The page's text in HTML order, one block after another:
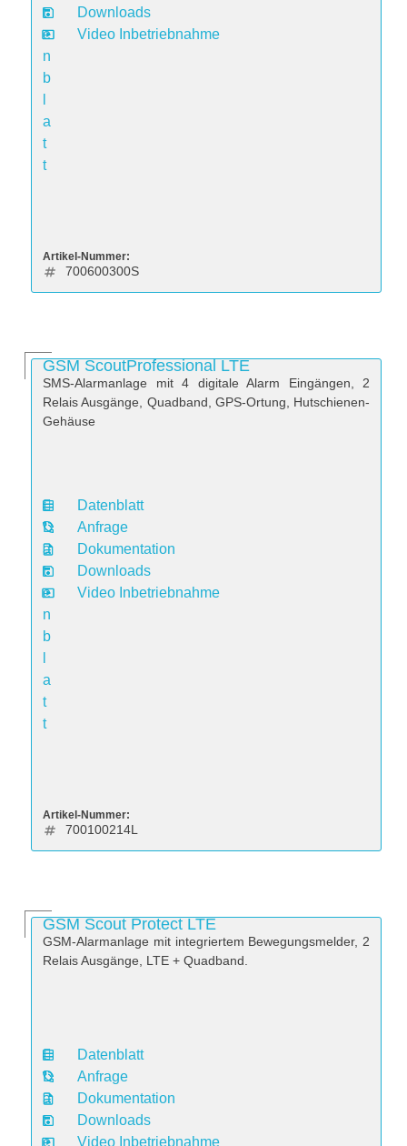
t
e
n
b
a
t
t
Downloads
Video Inbetriebnahme
Artikel-Nummer:
700600300S
GSM ScoutProfessional LTE
SMS-Alarmanlage mit 4 digitale Alarm Eingängen, 2
Relais Ausgänge, Quadband, GPS-Ortung, Hutschienen-
Gehäuse
D
a
t
e
n
b
a
t
t
Datenblatt
Anfrage
Dokumentation
Downloads
Video Inbetriebnahme
Artikel-Nummer:
700100214L
GSM Scout Protect LTE
GSM-Alarmanlage mit integriertem Bewegungsmelder, 2
Relais Ausgänge, LTE + Quadband.
D
a
t
e
Datenblatt
Anfrage
Dokumentation
Downloads
Video Inbetriebnahme